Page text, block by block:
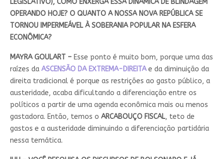
LEGISLATIVO), COMO ENXERGA ESSA DINÂMICA DE BLINDAGEM
OPERANDO HOJE? O QUANTO A NOSSA NOVA REPÚBLICA SE
TORNOU IMPERMEÁVEL À SOBERANIA POPULAR NA ESFERA
ECONÔMICA?
MAYRA GOULART –Esse ponto é muito bom, porque uma das
raízes da ASCENSÃO DA EXTREMA-DIREITAe da diminuição da
direita tradicional é porque as restrições ao gasto público, a
austeridade, acaba dificultando a diferenciação entre os
políticos a partir de uma agenda econômica mais ou menos
gastadora. Então, temos o ARCABOUÇO FISCAL, teto de
gastos e a austeridade diminuindo a diferenciação partidária
nessa temática.